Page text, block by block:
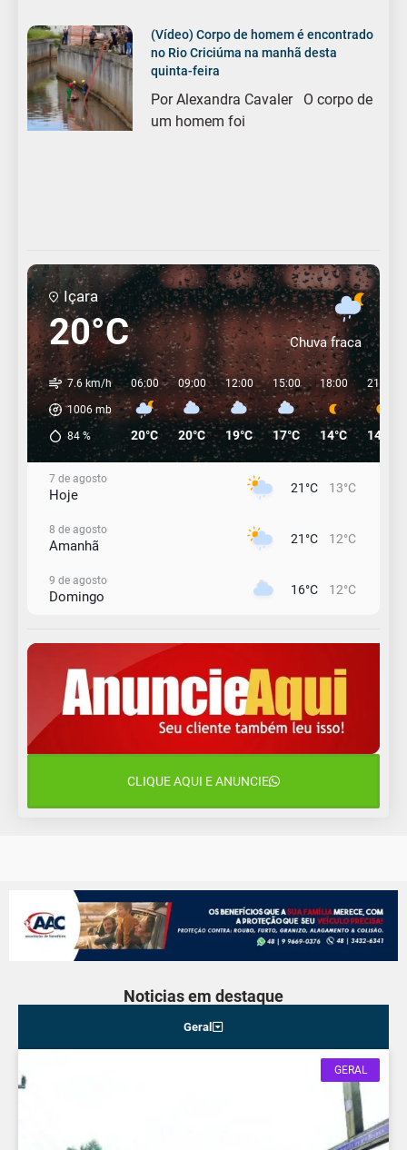
(Vídeo) Corpo de homem é encontrado
no Rio Criciúma na manhã desta
quinta-feira
Por Alexandra Cavaler O corpo de
um homem foi
Içara
20°C Chuva fraca
7.6 km/h
1006 mb
84 %
06:00
20°C
09:00
20°C
12:00
19°C
15:00
17°C
18:00
14°C
21:00
14°C
7 de agosto
Hoje 21°C 13°C
8 de agosto
Amanhã 21°C 12°C
9 de agosto
Domingo 16°C 12°C
Segunda-Feira 15°C 11°C
11 de agosto
Terça-Feira
CLIQUE AQUI E ANUNCIE
Noticias em destaque
Geral
GERAL